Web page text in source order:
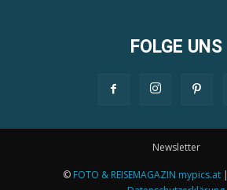
FOLGE UNS
Newsletter
© FOTO & REISEMAGAZIN mypics.at |